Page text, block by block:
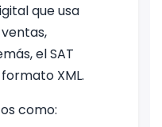
que usa
el SAT
XML.
como: